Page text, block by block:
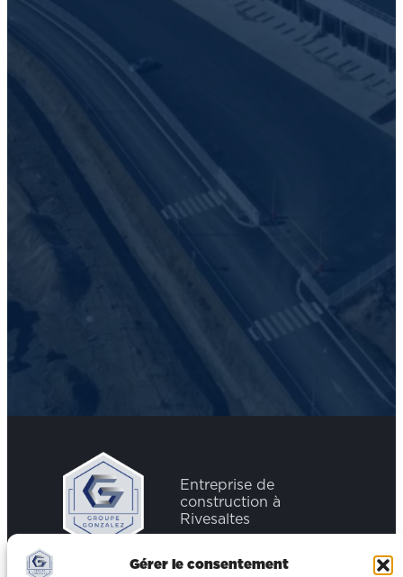
Gérer le consentement
Entreprise de
construction à
Rivesaltes